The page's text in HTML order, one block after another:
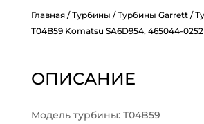
Главная/Турбины /Турбины Garrett/
T04B59 Komatsu SA6D954, 465044-0252
ОПИСАНИЕ
Модель турбины: T04B59